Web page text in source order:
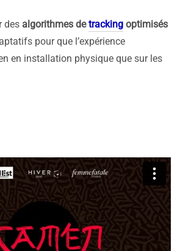
des algorithmes detracking optimisés
pour que l’expérience
en installation physique que sur les